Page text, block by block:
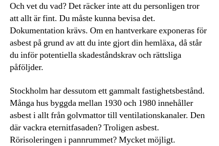
Och vet du vad? Det räcker inte att du personligen tror
att allt är fint. Du måste kunna bevisa det.
Dokumentation krävs. Om en hantverkare exponeras för
asbest på grund av att du inte gjort din hemläxa, då står
du inför potentiella skadeståndskrav och rättsliga
påföljder.
Stockholm har dessutom ett gammalt fastighetsbestånd.
Många hus byggda mellan 1930 och 1980 innehåller
asbest i allt från golvmattor till ventilationskanaler. Den
där vackra eternitfasaden? Troligen asbest.
Rörisoleringen i pannrummet? Mycket möjligt.